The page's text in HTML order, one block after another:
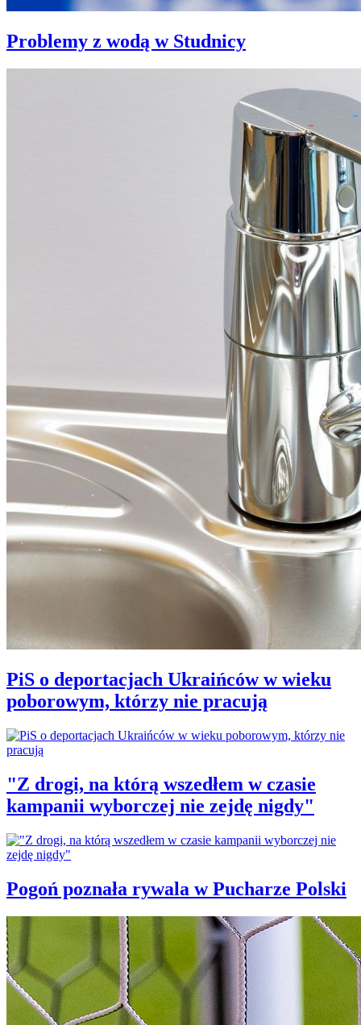
Problemy z wodą w Studnicy
PiS o deportacjach Ukraińców w wieku
poborowym, którzy nie pracują
"Z drogi, na którą wszedłem w czasie
kampanii wyborczej nie zejdę nigdy"
Pogoń poznała rywala w Pucharze Polski